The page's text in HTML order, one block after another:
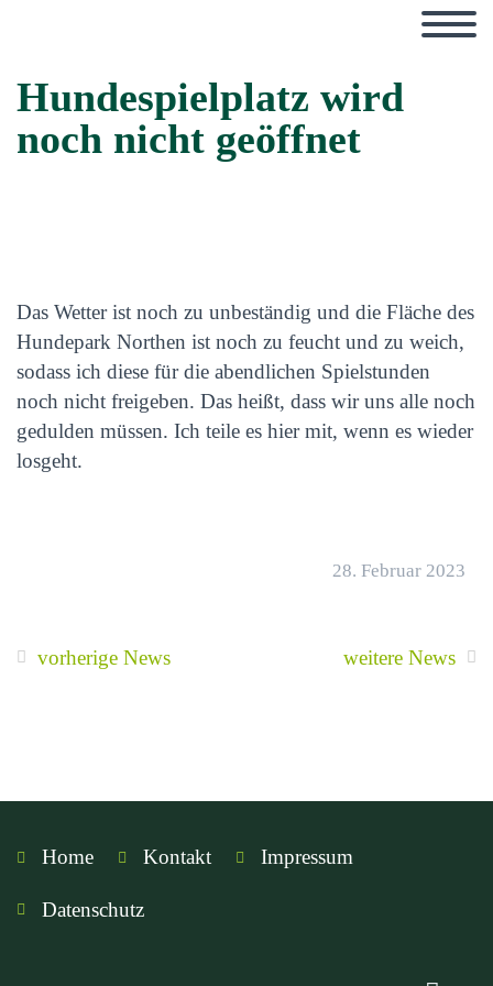
Hundespielplatz wird
noch nicht geöffnet
Das Wetter ist noch zu unbeständig und die Fläche des
Hundepark Northen ist noch zu feucht und zu weich,
sodass ich diese für die abendlichen Spielstunden
noch nicht freigeben. Das heißt, dass wir uns alle noch
gedulden müssen. Ich teile es hier mit, wenn es wieder
losgeht.
28. Februar 2023
vorherige News weitere News
Home Kontakt Impressum
Datenschutz